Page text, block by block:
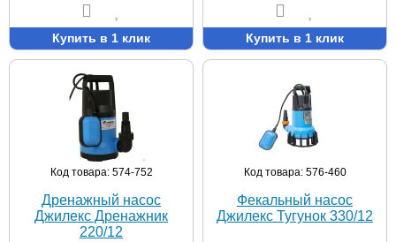
Купить в 1 клик Купить в 1 клик
Код товара: 574-752
Дренажный насос
Джилекс Дренажник
220/12
Код товара: 576-460
Фекальный насос
Джилекс Тугунок 330/12